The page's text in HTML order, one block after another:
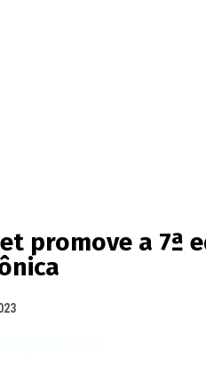
promove a 7ª